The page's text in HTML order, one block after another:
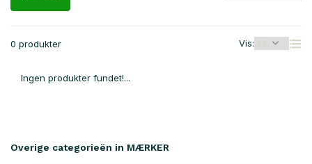
0 produkter Vis:
Ingen produkter fundet!...
Overige categorieën in MÆRKER